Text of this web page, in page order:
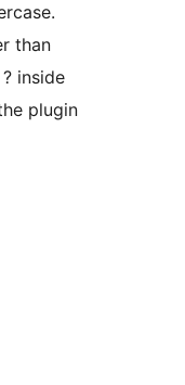
than
inside
plugin